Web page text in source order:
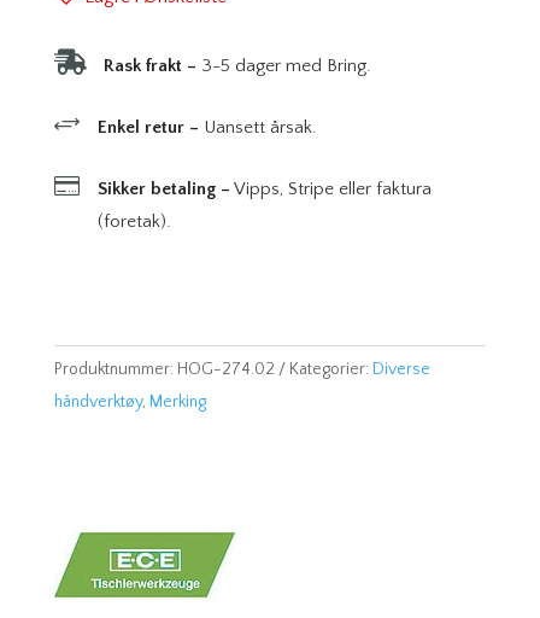
spiss
antall
 Rask frakt – 3-5 dager med Bring.
+ Enkel retur – Uansett årsak.
 Sikker betaling – Vipps, Stripe eller faktura
(foretak).
Produktnummer: HOG-274.02 Kategorier: Diverse
håndverktøy, Merking